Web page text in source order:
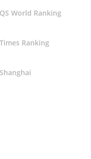
World Ranking
Ranking